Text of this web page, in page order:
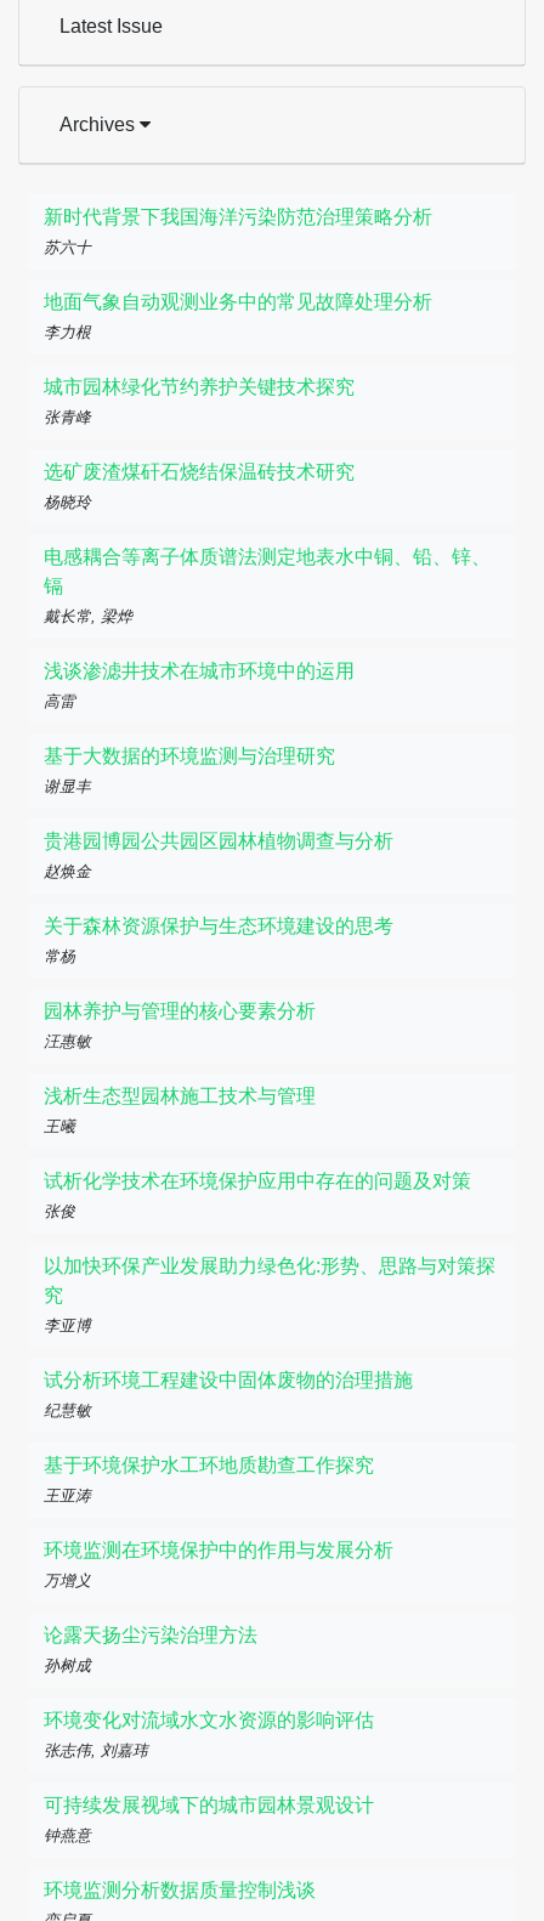
Latest Issue
Archives
新时代背景下我国海洋污染防范治理策略分析
苏六十
地面气象自动观测业务中的常见故障处理分析
李力根
城市园林绿化节约养护关键技术探究
张青峰
选矿废渣煤矸石烧结保温砖技术研究
杨晓玲
电感耦合等离子体质谱法测定地表水中铜、铅、锌、
镉
戴长常, 梁烨
浅谈渗滤井技术在城市环境中的运用
高雷
基于大数据的环境监测与治理研究
谢显丰
贵港园博园公共园区园林植物调查与分析
赵焕金
关于森林资源保护与生态环境建设的思考
常杨
园林养护与管理的核心要素分析
汪惠敏
浅析生态型园林施工技术与管理
王曦
试析化学技术在环境保护应用中存在的问题及对策
张俊
以加快环保产业发展助力绿色化:形势、思路与对策探
究
李亚博
试分析环境工程建设中固体废物的治理措施
纪慧敏
基于环境保护水工环地质勘查工作探究
王亚涛
环境监测在环境保护中的作用与发展分析
万增义
论露天扬尘污染治理方法
孙树成
环境变化对流域水文水资源的影响评估
张志伟, 刘嘉玮
可持续发展视域下的城市园林景观设计
钟燕意
环境监测分析数据质量控制浅谈